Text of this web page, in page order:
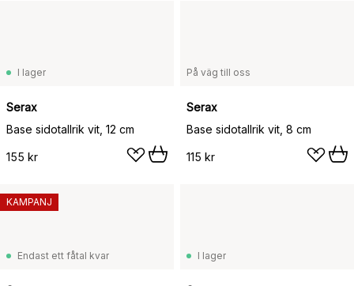
I lager
Serax
Base sidotallrik vit, 12 cm
155 kr
På väg till oss
Serax
Base sidotallrik vit, 8 cm
115 kr
Endast ett fåtal kvar
KAMPANJ
I lager